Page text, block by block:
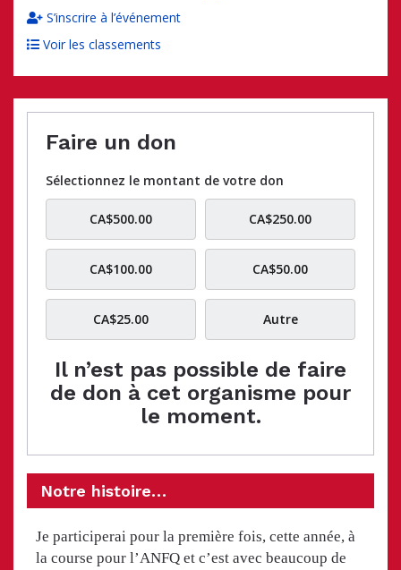
S’inscrire à l’événement
Voir les classements
Faire un don
Sélectionnez le montant de votre don
CA$500.00 CA$250.00
CA$100.00 CA$50.00
CA$25.00 Autre
Il n’est pas possible de faire
de don à cet organisme pour
le moment.
Notre histoire…
Je participerai pour la première fois, cette année, à
la course pour l’ANFQ et c’est avec beaucoup de